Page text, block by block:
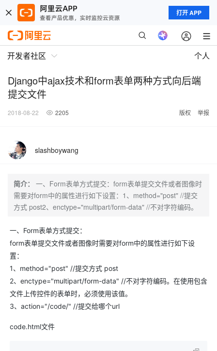
打开 APP
开发者社区 个人
Django中ajax技术和form表单两种方式向后端
提交文件
2018-08-22 2205 版权 举报
slashboywang
简介：
一、Form表单方式提交：form表单提交文件或者图像时
需要对form中的属性进行如下设置：1、method="post" //提交
方式 post2、enctype="multipart/form-data" //不对字符编码。
一、Form表单方式提交：
form表单提交文件或者图像时需要对form中的属性进行如下设
置：
1、method="post" //提交方式 post
2、enctype="multipart/form-data" //不对字符编码。在使用包含
文件上传控件的表单时，必须使用该值。
3、action="/code/" //提交给哪个url
code.html文件